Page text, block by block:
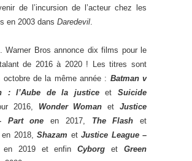
de l’incursion de l’acteur chez les
en 2003 dans Daredevil
Warner Bros annonce dix films pour le
de 2016 à 2020 ! Les titres sont
octobre de la même année : Batman v
: l’Aube de la justiceetSuicide
2016, Wonder Woman etJustice
Part one en 2017, The Flash et
en 2018,Shazam etJustice League –
2019 et enfinCyborg et Green